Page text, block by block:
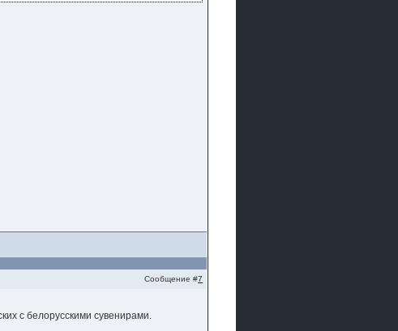
Сообщение #7
с белорусскими сувенирами.